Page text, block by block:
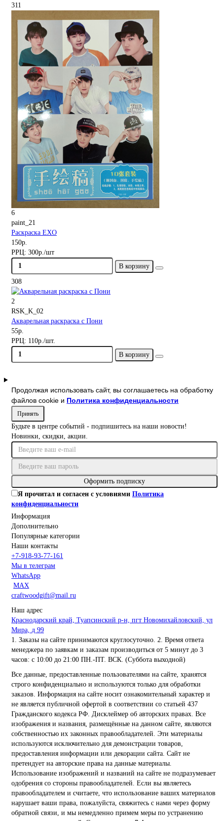
311
6
paint_21
Раскраска EXO
150р.
РРЦ: 300р./шт
В корзину
308
2
RSK_K_02
Акварельная раскраска с Пони
55р.
РРЦ: 110р./шт.
В корзину
Продолжая использовать сайт, вы соглашаетесь на обработку
файлов cookie и Политика конфиденциальности
Принять
Будьте в центре событий - подпишитесь на наши новости!
Новинки, скидки, акции.
Оформить подписку
Я прочитал и согласен с условиями Политика
конфиденциальности
Информация
Дополнительно
Популярные категории
Наши контакты
+7-918-93-77-161
Мы в телеграм
WhatsApp
MAX
craftwoodgift@mail.ru
Наш адрес
Краснодарский край, Туапсинский р-н, пгт Новомихайловский, ул
Мира, д 99
1. Заказы на сайте принимаются круглосуточно. 2. Время ответа
менеджера по заявкам и заказам производиться от 5 минут до 3
часов: с 10:00 до 21:00 ПН.-ПТ. ВСК. (Суббота выходной)
Все данные, предоставленные пользователями на сайте, хранятся
строго конфиденциально и используются только для обработки
заказов. Информация на сайте носит ознакомительный характер и
не является публичной офертой в соответствии со статьей 437
Гражданского кодекса РФ. Дисклеймер об авторских правах. Все
изображения и названия, размещённые на данном сайте, являются
собственностью их законных правообладателей. Эти материалы
используются исключительно для демонстрации товаров,
предоставления информации или декорации сайта. Сайт не
претендует на авторские права на данные материалы.
Использование изображений и названий на сайте не подразумевает
одобрения со стороны правообладателей. Если вы являетесь
правообладателем и считаете, что использование ваших материалов
нарушает ваши права, пожалуйста, свяжитесь с нами через форму
обратной связи, и мы немедленно примем меры по устранению